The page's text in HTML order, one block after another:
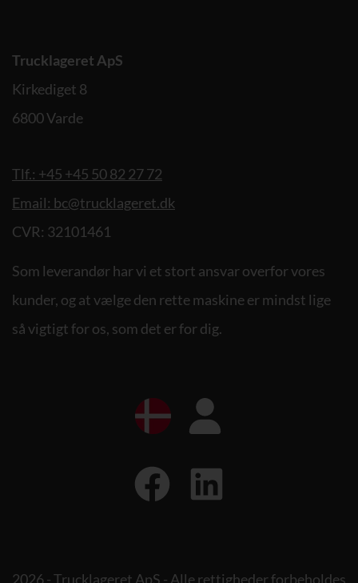
Trucklageret ApS
Kirkediget 8
6800 Varde
Tlf.: +45 +45 50 82 27 72
Email: bc@trucklageret.dk
CVR: 32101461
Som leverandør har vi et stort ansvar overfor vores
kunder, og at vælge den rette maskine er mindst lige
så vigtigt for os, som det er for dig.
2026 - Trucklageret ApS - Alle rettigheder forbeholdes